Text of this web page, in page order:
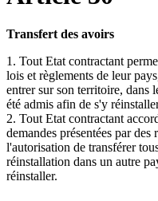
Transfert des avoirs
1. Tout Etat contractant
lois et règlements de leur
entrer sur son territoire, dans
été admis afin de s'y
2. Tout Etat contractant
demandes présentées par
l'autorisation de transférer
réinstallation dans un autre
réinstaller.